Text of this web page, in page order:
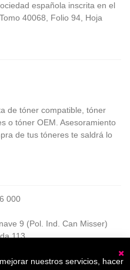
española inscrita en el
40068, Folio 94, Hoja
de tóner compatible, tóner
o tóner OEM. Asesoramiento
de tus tóneres te saldrá lo
000
9 (Pol. Ind. Can Misser)
113
nuestros servicios, hacer